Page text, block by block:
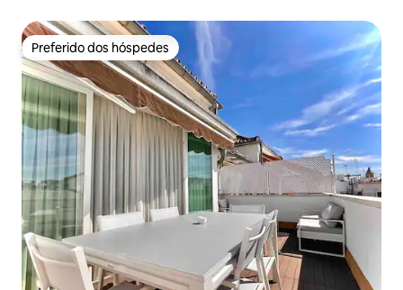
Preferido dos hóspedes
Preferido dos hóspedes